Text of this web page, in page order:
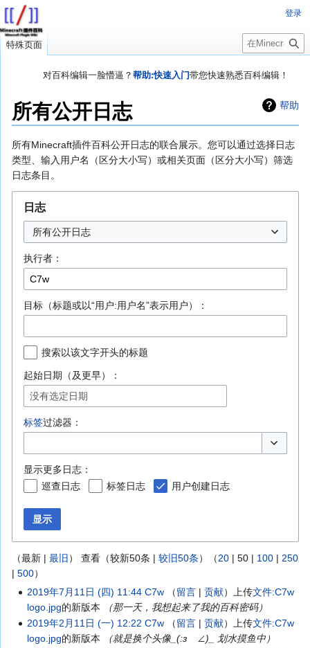
对百科编辑一脸懵逼？帮助:快速入门带您快速熟悉百科编辑！
鹅群：223812289
欢迎来到Minecraft插件百科！
帮助
所有公开日志
跳
转
到
导
跳
转
到
搜
所有Minecraft插件百科公开日志的联合展示。您可以通过选择日志
类型、输入用户名（区分大小写）或相关页面（区分大小写）筛选
日志条目。
日志
所有公开日志
执行者：
目标（标题或以“用户:用户名”表示用户）：
搜索以该文字开头的标题
起始日期（及更早）：
没有选定日期
标签过滤器：
显示更多日志：
巡查日志
标签日志 用户创建日志
显示
（最新 | 最旧） 查看（较新50条 | 较旧50条）（20 | 50 | 100 | 250
| 500）
2019年7月11日 (四) 11:44 C7w 留言 贡献 上传文件:C7w
logo.jpg的新版本
（那一天，我想起来了我的百科密码）
2019年2月11日 (一) 12:22 C7w 留言 贡献 上传文件:C7w
logo.jpg的新版本
（就是换个头像_(:зゝ∠)_ 划水摸鱼中）
登录
特殊页面
搜
索